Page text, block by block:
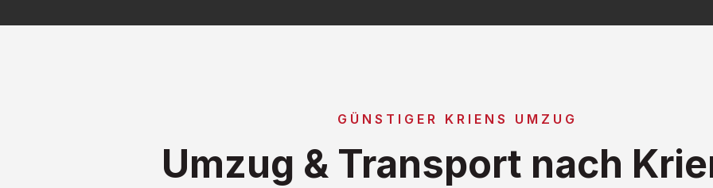
GÜNSTIGER KRIENS UMZUG
Umzug & Transport nach